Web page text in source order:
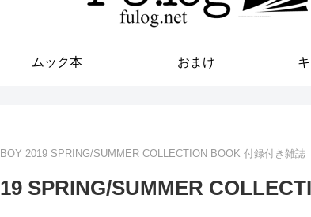
ムック本 おまけ
2019 SPRING/SUMMER COLLECTION BOOK 付録付き雑誌
SPRING/SUMMER